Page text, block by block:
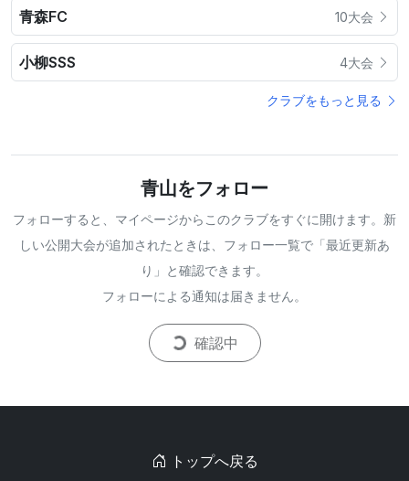
青森FC 10大会
小柳SSS 4大会
クラブをもっと見る
青山をフォロー
フォローすると、マイページからこのクラブをすぐに開けます。新
しい公開大会が追加されたときは、フォロー一覧で「最近更新あ
り」と確認できます。
フォローによる通知は届きません。
確認中
トップへ戻る